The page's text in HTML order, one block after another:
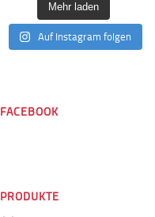
Mehr laden
Auf Instagram folgen
FACEBOOK
PRODUKTE